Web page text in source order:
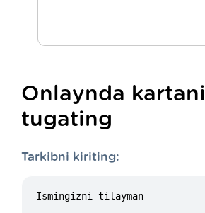
Onlaynda kartani
tugating
Tarkibni kiriting: